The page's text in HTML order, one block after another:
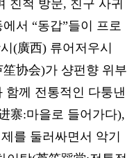
친척 방문, 친구 사귀
서 “동갑”들이 프로
(廣西) 류어저우시
协会)가 샹펀향 위부
함께 전통적인 다퉁낸
寨:마을로 들어가다),
를 둘러싸면서 악기